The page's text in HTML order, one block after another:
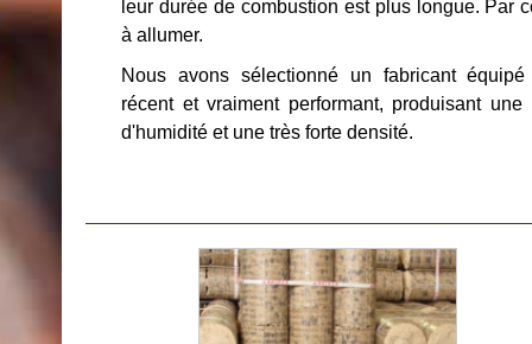
leur durée de combustion est plus longue. Par
à allumer.
Nous avons sélectionné un fabricant
récent et vraiment performant, produisant
d'humidité et une très forte densité.